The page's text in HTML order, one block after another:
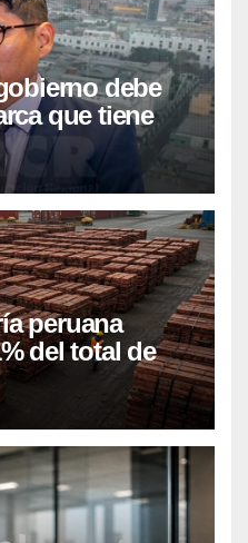
debe
que tiene
en proyectos
la pobreza
peruana
del total de
nacionales
2026